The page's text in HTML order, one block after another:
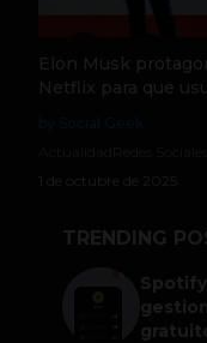
Elon Musk
Netflix para que
1 de octubre de 2025
TRENDING